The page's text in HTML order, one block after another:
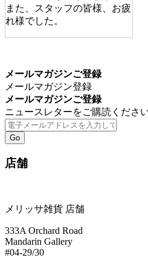
また、スタッフの皆様、お疲
れ様でした。
藤あや子さんにご来店頂きま
した。2017年9月6日に放送済
みです。
☆【 女子旅プレス】旅行サイ
ト女子旅プレスの撮影で、モ
デルの村田倫子さんがご来
(土)ABCにて放映。八光家の
皆さん、お買い物有難うござ
いました。
☆【旅してHAPPY】
メールマガジンご登録
メールマガジン登録
メールマガジンご登録
ニュースレターをご購読くださ
Go
店舗
メリッサ雑貨 店舗
333A Orchard Road
Mandarin Gallery
#04-29/30